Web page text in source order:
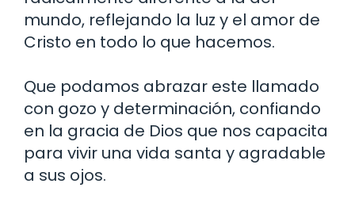
mundo, reflejando la luz y el amor de
Cristo en todo lo que hacemos.
Que podamos abrazar este llamado
con gozo y determinación, confiando
en la gracia de Dios que nos capacita
para vivir una vida santa y agradable
a sus ojos.